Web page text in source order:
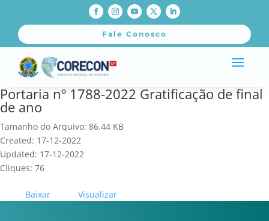
Fale Conosco
Portaria nº 1788-2022 Gratificação de final
de ano
Tamanho do Arquivo: 86.44 KB
Created: 17-12-2022
Updated: 17-12-2022
Cliques: 76
Baixar Visualizar